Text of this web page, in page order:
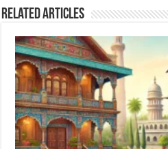
Related Articles